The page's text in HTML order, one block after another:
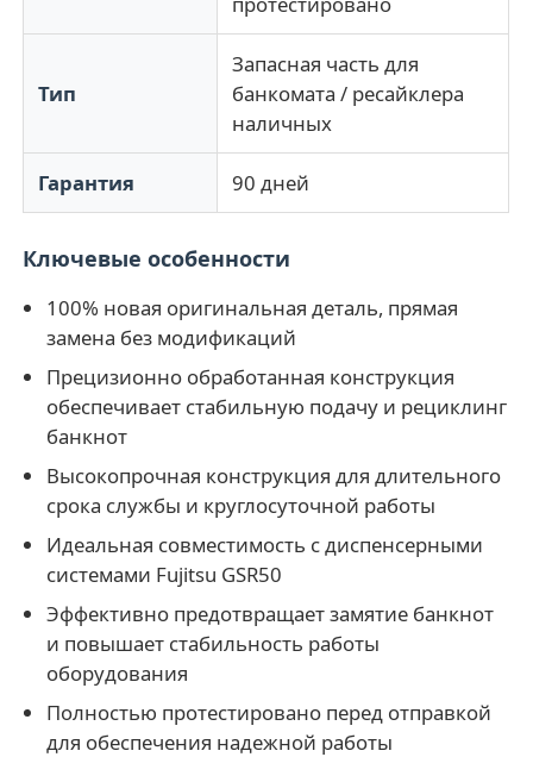
Glory NMD Запчасти для банкоматов
Части для банкоматов OKI
Genmega ATM
счетчик счета
Принтер карты
Пост-машина
Запасные части для банкоматов
Банкомат
Тип
Запасная часть для
банкомата / ресайклера
наличных
Гарантия 90 дней
Ключевые особенности
100% новая оригинальная деталь, прямая
замена без модификаций
Прецизионно обработанная конструкция
обеспечивает стабильную подачу и рециклинг
банкнот
Высокопрочная конструкция для длительного
срока службы и круглосуточной работы
Идеальная совместимость с диспенсерными
системами Fujitsu GSR50
Эффективно предотвращает замятие банкнот
и повышает стабильность работы
оборудования
Полностью протестировано перед отправкой
для обеспечения надежной работы